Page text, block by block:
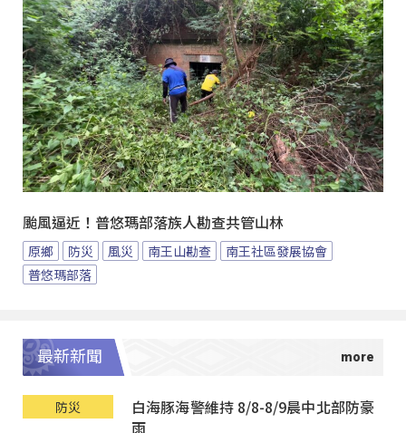
颱風逼近！普悠瑪部落族人勘查共管山林
原鄉 防災 風災 南王山勘查
南王社區發展協會
普悠瑪部落
最新新聞
防災
白海豚海警維持 8/8-8/9晨中北部防豪
雨